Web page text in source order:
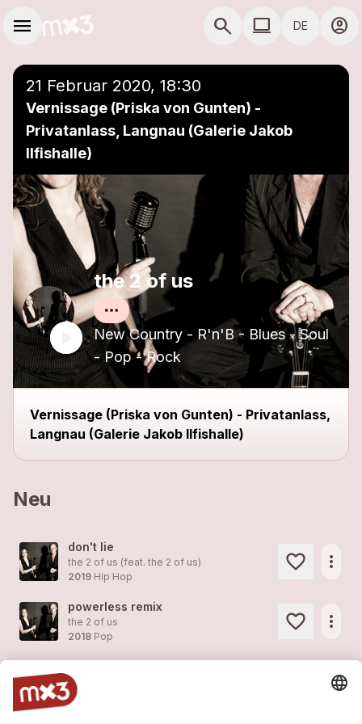
menu search COMPUTER
computer DE account_circle
21 Februar 2020, 18:30
Vernissage (Priska von Gunten) -
Privatanlass, Langnau (Galerie Jakob
Ilfishalle)
the 2 of us
New Country - R'n'B - Blues - Soul
- Pop - Rock
Vernissage (Priska von Gunten) - Privatanlass,
Langnau (Galerie Jakob Ilfishalle)
Neu
don't lie
the 2 of us (feat. the 2 of us)
2019 Hip Hop
more_horiz
powerless remix
the 2 of us
2018 Pop
more_horiz
the 2 of us
2018
more_horiz
Einer Playlist hinzufügen close